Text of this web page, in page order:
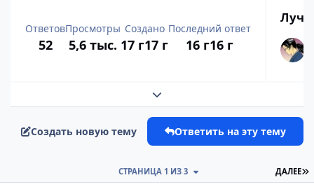
Ответов
52
Просмотры
5,6 тыс.
Создано
17 г17 г
Последний ответ
16 г16 г
Развернуть обзор темы
Создать новую тему Ответить на эту тему
ДАЛЕЕ
СТРАНИЦА 1 ИЗ 3